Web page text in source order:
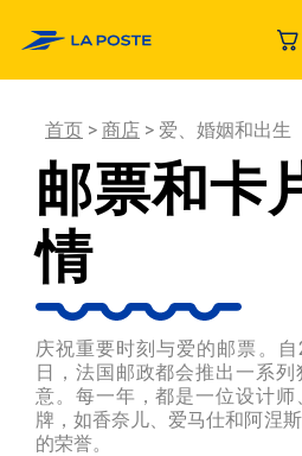
首页 商店 爱、婚姻和出生
邮票和卡
情
庆祝重要时刻与爱的邮票。
日，法国邮政都会推出一系
意。每一年，都是一位设计
牌，如香奈儿、爱马仕和阿涅
的荣誉。